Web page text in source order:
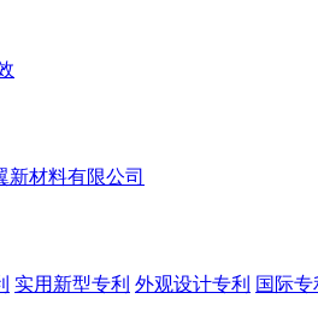
新材料有限公司
实用新型专利 外观设计专利 国际专